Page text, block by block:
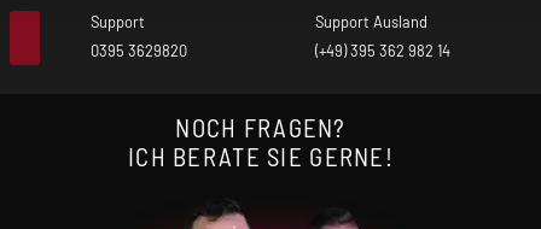
Support
0395 3629820
Support Ausland
(+49) 395 362 982 14
NOCH FRAGEN?
ICH BERATE SIE GERNE!